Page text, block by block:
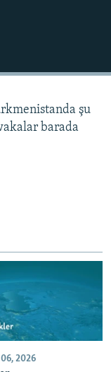
şu
barada
06, 2026